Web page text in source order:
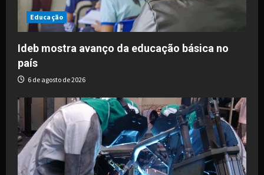
Educação
Ideb mostra avanço da educação básica no
país
6 de agosto de 2026